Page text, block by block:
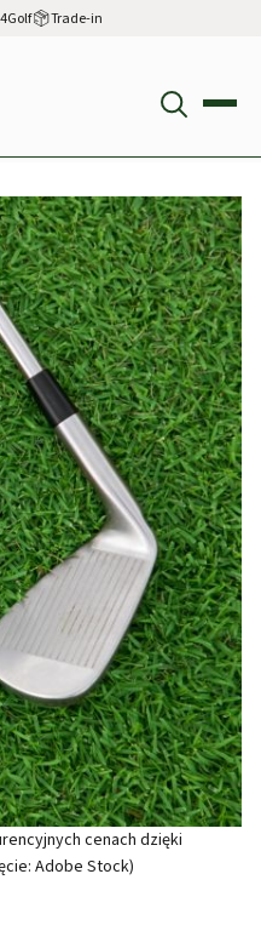
Trade-in
cenach dzięki
Adobe Stock)